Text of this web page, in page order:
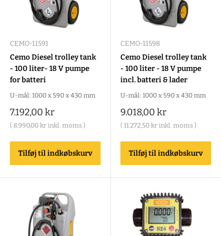
CEMO-11591
Cemo Diesel trolley tank
- 100 liter- 18 V pumpe
for batteri
U-mål: 1000 x 590 x 430 mm
Salgspris
7.192,00 kr
( 8.990,00 kr inkl. moms )
Tilføj til indkøbskurv
CEMO-11598
Cemo Diesel trolley tank
- 100 liter - 18 V pumpe
incl. batteri & lader
U-mål: 1000 x 590 x 430 mm
Salgspris
9.018,00 kr
( 11.272,50 kr inkl. moms )
Tilføj til indkøbskurv